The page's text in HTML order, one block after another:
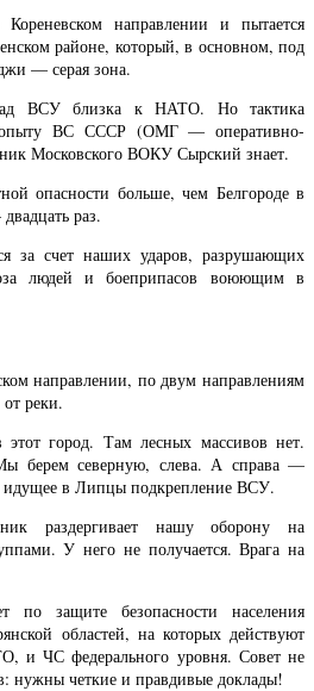
направлении и пытается
районе, который, в основном, под
— серая зона.
ВСУ близка к НАТО. Но тактика
опыту ВС СССР (ОМГ — оперативно-
Московского ВОКУ Сырский знает.
опасности больше, чем Белгороде в
раз.
за счет наших ударов, разрушающих
людей и боеприпасов воюющим в
направлении, по двум направлениям
реки.
город. Там лесных массивов нет.
берем северную, слева. А справа —
идущее в Липцы подкрепление ВСУ.
раздергивает нашу оборону на
У него не получается. Врага на
по защите безопасности населения
областей, на которых действуют
и ЧС федерального уровня. Совет не
нужны четкие и правдивые доклады!